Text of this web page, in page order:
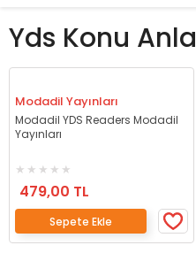
Yds Konu
Modadil Yayınları
Modadil YDS Readers Modadil
Yayınları
479,00 TL
Sepete Ekle